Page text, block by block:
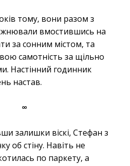
тому, вони разом з
вмостившись на
за сонним містом, та
самотність за щільно
Настінний годинник
настав.
∞
залишки віскі, Стефан з
об стіну. Навіть не
по паркету, а